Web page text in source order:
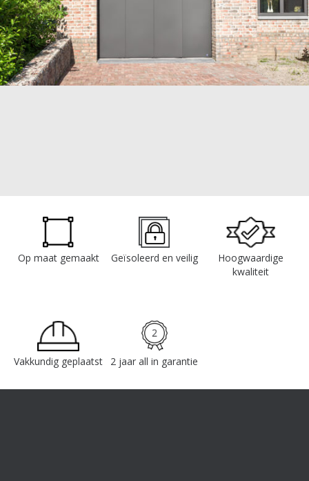
Op maat gemaakt Geïsoleerd en veilig
Hoogwaardige
kwaliteit
Vakkundig geplaatst 2 jaar all in garantie